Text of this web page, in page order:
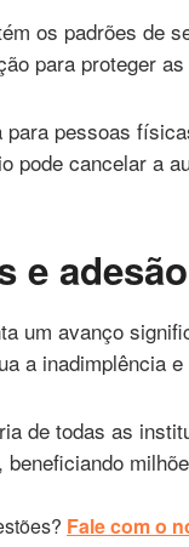
os padrões de
para proteger
para pessoas
pode cancelar a
e
um avanço
a inadimplência
de todas as
Fale com o